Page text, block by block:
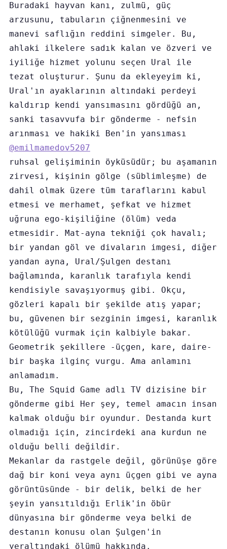
Buradaki hayvan kanı, zulmü, güç
arzusunu, tabuların çiğnenmesini ve
manevi saflığın reddini simgeler. Bu,
ahlaki ilkelere sadık kalan ve özveri ve
iyiliğe hizmet yolunu seçen Ural ile
tezat oluşturur. Şunu da ekleyeyim ki,
Ural'ın ayaklarının altındaki perdeyi
kaldırıp kendi yansımasını gördüğü an,
sanki tasavvufa bir gönderme - nefsin
@emilmamedov5207
ruhsal gelişiminin öyküsüdür; bu aşamanın
zirvesi, kişinin gölge (süblimleşme) de
dahil olmak üzere tüm taraflarını kabul
etmesi ve merhamet, şefkat ve hizmet
uğruna ego-kişiliğine (ölüm) veda
etmesidir. Mat-ayna tekniği çok havalı;
bir yandan göl ve divaların imgesi, diğer
yandan ayna, Ural/Şulgen destanı
bağlamında, karanlık tarafıyla kendi
kendisiyle savaşıyormuş gibi. Okçu,
gözleri kapalı bir şekilde atış yapar;
bu, güvenen bir sezginin imgesi, karanlık
kötülüğü vurmak için kalbiyle bakar.
Geometrik şekillere -üçgen, kare, daire-
bir başka ilginç vurgu. Ama anlamını
anlamadım.
Bu, The Squid Game adlı TV dizisine bir
gönderme gibi Her şey, temel amacın insan
kalmak olduğu bir oyundur. Destanda kurt
olmadığı için, zincirdeki ana kurdun ne
olduğu belli değildir.
Mekanlar da rastgele değil, görünüşe göre
dağ bir koni veya aynı üçgen gibi ve ayna
görüntüsünde - bir delik, belki de her
şeyin yansıtıldığı Erlik'in öbür
dünyasına bir gönderme veya belki de
destanın konusu olan Şulgen'in